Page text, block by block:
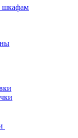
шкафам